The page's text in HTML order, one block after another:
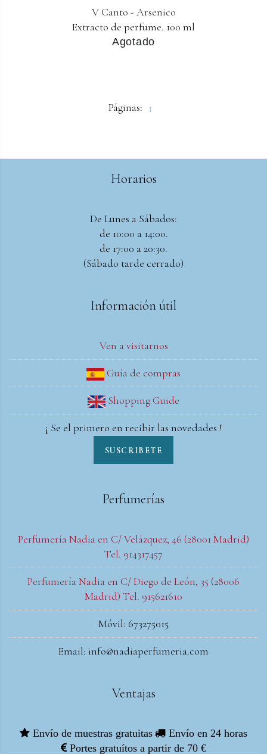
V Canto - Arsenico
Extracto de perfume. 100 ml
Agotado
Páginas: 1
Horarios
De Lunes a Sábados:
de 10:00 a 14:00.
de 17:00 a 20:30.
(Sábado tarde cerrado)
Información útil
Ven a visitarnos
Guía de compras
Shopping Guide
¡ Se el primero en recibir las novedades !
SUSCRIBETE
Perfumerías
Perfumería Nadia en C/ Velázquez, 46 (28001 Madrid)
Tel. 914317457
Perfumería Nadia en C/ Diego de León, 35 (28006
Madrid) Tel. 915621610
Móvil: 673275015
Email: info@nadiaperfumeria.com
Ventajas
Envío de muestras gratuitas
Envío en 24 horas
Portes gratuítos a partir de 70 €